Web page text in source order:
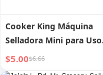
Cooker King Máquina
Selladora Mini para Uso
Doméstico, Pequeña
Selladora Portátil de
$5.00$6.66